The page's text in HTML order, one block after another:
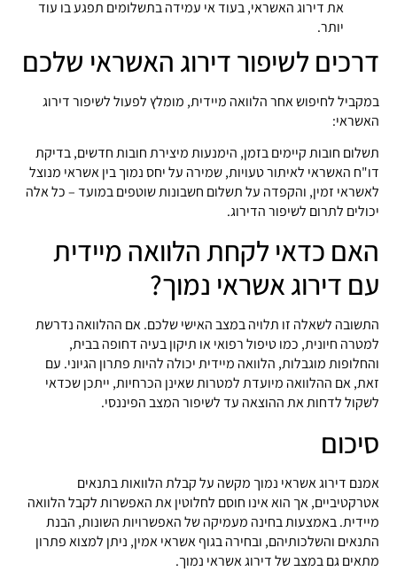
את דירוג האשראי, בעוד אי עמידה בתשלומים תפגע בו עוד
יותר.
דרכים לשיפור דירוג האשראי שלכם
במקביל לחיפוש אחר הלוואה מיידית, מומלץ לפעול לשיפור דירוג
האשראי:
תשלום חובות קיימים בזמן, הימנעות מיצירת חובות חדשים, בדיקת
דו"ח האשראי לאיתור טעויות, שמירה על יחס נמוך בין אשראי מנוצל
לאשראי זמין, והקפדה על תשלום חשבונות שוטפים במועד – כל אלה
יכולים לתרום לשיפור הדירוג.
האם כדאי לקחת הלוואה מיידית
עם דירוג אשראי נמוך?
התשובה לשאלה זו תלויה במצב האישי שלכם. אם ההלוואה נדרשת
למטרה חיונית, כמו טיפול רפואי או תיקון בעיה דחופה בבית,
והחלופות מוגבלות, הלוואה מיידית יכולה להיות פתרון הגיוני. עם
זאת, אם ההלוואה מיועדת למטרות שאינן הכרחיות, ייתכן שכדאי
לשקול לדחות את ההוצאה עד לשיפור המצב הפיננסי.
סיכום
אמנם דירוג אשראי נמוך מקשה על קבלת הלוואות בתנאים
אטרקטיביים, אך הוא אינו חוסם לחלוטין את האפשרות לקבל הלוואה
מיידית. באמצעות בחינה מעמיקה של האפשרויות השונות, הבנת
התנאים והשלכותיהם, ובחירה בגוף אשראי אמין, ניתן למצוא פתרון
מתאים גם במצב של דירוג אשראי נמוך.